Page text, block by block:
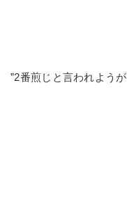
”2番煎じと言われよう